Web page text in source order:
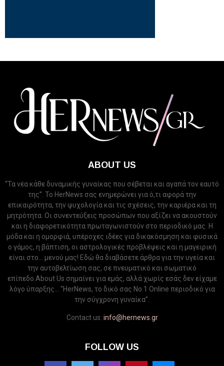
ABOUT US
“Τα νέα κάθε δυναμικής γυναίκας που σέβεται και αγαπά τον εαυτό
της”. Το HerNews σας ενημερώνει για ό,τι αφορά την
επικαιρότητα, την ψυχολογία και τις σχέσεις, την καριέρα και τη
μητρότητα. Οι συνεντεύξεις προσώπων που αξίζει να ακουστούν
και η διαφορετικότητα πρωταγωνιστούν στο περιοδικό μας. Η
μόδα και η ομορφιά, υπέροχες ιδέες για δικακόσμηση και φυσικά
ο γάμος, η βάπτιση, οι αστρολογικές προβλέψεις και η μαγειρική
είναι στο... μενού μας! Εδώ θα διαβάσετε άρθρα για την υγεία και
την αυτοβελτίωση σας, σε πνευματικό και σωματικό
επίπεδο.About Us σημαίνει για εμάς, αλλά χωρίς εσάς δεν είχαμε
λόγο ύπαρξης... “HerNews, το δικό σας Νo.1 Online περιοδικό για
την σύγχρονη γυναίκα”.
Contact us: info@hernews.gr
FOLLOW US